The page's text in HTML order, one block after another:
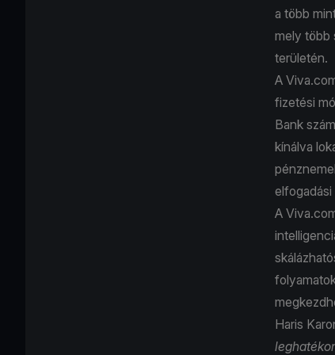
a több
mely több
területén.
A
fizetési
Bank
kínálva
elfogadási
A
Haris